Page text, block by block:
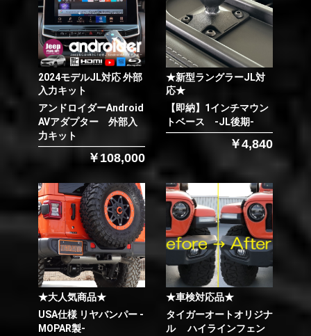
2024モデルJL対応 外部
入力キット
アンドロイダーAndroid
AVアダプター 外部入
力キット
￥108,000
★新型ラングラーJL対
応★
【即納】1インチマウン
トベース -JL後期-
￥4,840
★大人気商品★
USA仕様 リヤバンパー -
MOPAR製-
★車検対応品★
タイガーオートオリジナ
ル ハイラインフェン